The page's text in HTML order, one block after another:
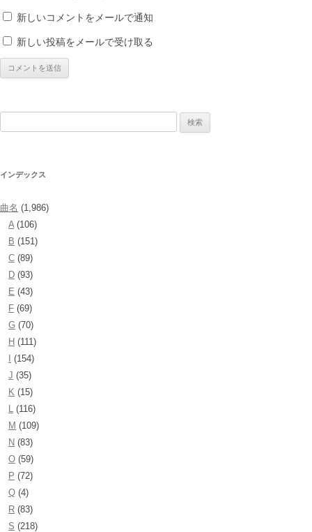
新しいコメントをメールで通知
新しい投稿をメールで受け取る
インデックス
曲名 (1,986)
A(106)
B (151)
C (89)
D (93)
E (43)
F (69)
G (70)
H (111)
(154)
J (35)
K (15)
L (116)
M (109)
N (83)
O (59)
P (72)
Q (4)
R (83)
S (218)